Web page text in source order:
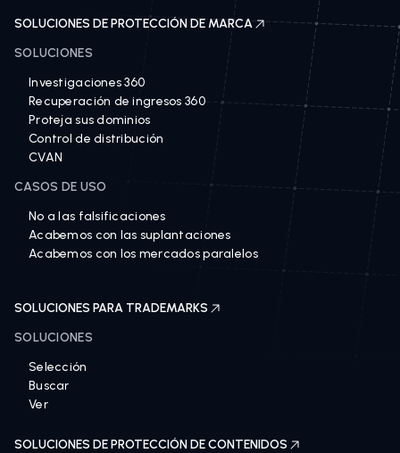
SOLUCIONES DE PROTECCIÓN DE MARCA
SOLUCIONES
Investigaciones 360
Recuperación de ingresos 360
Proteja sus dominios
Control de distribución
CVAN
CASOS DE USO
No a las falsificaciones
Acabemos con las suplantaciones
Acabemos con los mercados paralelos
SOLUCIONES PARA TRADEMARKS
SOLUCIONES
Selección
Buscar
Ver
SOLUCIONES DE PROTECCIÓN DE CONTENIDOS